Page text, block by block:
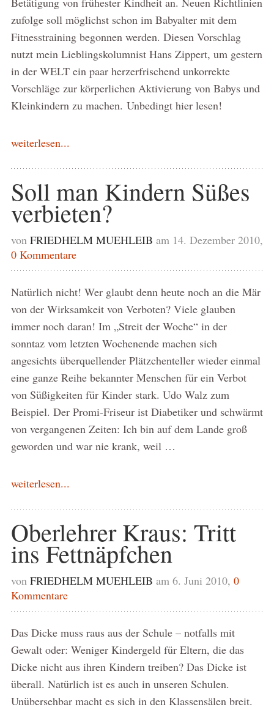
zufolge soll möglichst schon im Babyalter mit dem
Fitnesstraining begonnen werden. Diesen Vorschlag
nutzt mein Lieblingskolumnist Hans Zippert, um gestern
in der WELT ein paar herzerfrischend unkorrekte
Vorschläge zur körperlichen Aktivierung von Babys und
Kleinkindern zu machen. Unbedingt hier lesen!
weiterlesen...
Soll man Kindern Süßes
verbieten?
von FRIEDHELM MUEHLEIB am 14. Dezember 2010,
0 Kommentare
Natürlich nicht! Wer glaubt denn heute noch an die Mär
von der Wirksamkeit von Verboten? Viele glauben
immer noch daran! Im „Streit der Woche“ in der
sonntaz vom letzten Wochenende machen sich
angesichts überquellender Plätzchenteller wieder einmal
eine ganze Reihe bekannter Menschen für ein Verbot
von Süßigkeiten für Kinder stark. Udo Walz zum
Beispiel. Der Promi-Friseur ist Diabetiker und schwärmt
von vergangenen Zeiten: Ich bin auf dem Lande groß
geworden und war nie krank, weil …
weiterlesen...
Oberlehrer Kraus: Tritt
ins Fettnäpfchen
von FRIEDHELM MUEHLEIB am 6. Juni 2010, 0
Kommentare
Das Dicke muss raus aus der Schule – notfalls mit
Gewalt oder: Weniger Kindergeld für Eltern, die das
Dicke nicht aus ihren Kindern treiben? Das Dicke ist
überall. Natürlich ist es auch in unseren Schulen.
Unübersehbar macht es sich in den Klassensälen breit.